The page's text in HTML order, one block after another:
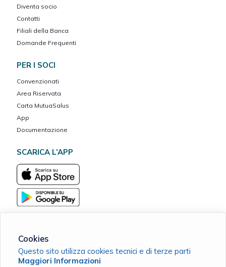
Diventa socio
Contatti
Filiali della Banca
Domande Frequenti
PER I SOCI
Convenzionati
Area Riservata
Carta MutuaSalus
App
Documentazione
SCARICA L’APP
MarcheVita ETS Cassa Mutua del Banco Marchigiano
C.F. 90038420411 |Cookie Policy
Cookies
Questo sito utilizza cookies tecnici e di terze parti
Maggiori Informazioni